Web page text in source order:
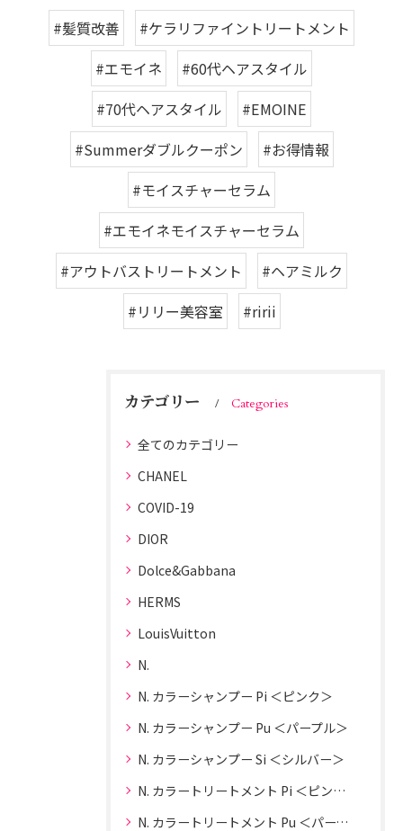
#髪質改善
#ケラリファイントリートメント
#エモイネ
#60代ヘアスタイル
#70代ヘアスタイル
#EMOINE
#Summerダブルクーポン
#お得情報
#モイスチャーセラム
#エモイネモイスチャーセラム
#アウトバストリートメント
#ヘアミルク
#リリー美容室
#ririi
カテゴリー Categories
全てのカテゴリー
CHANEL
COVID-19
DIOR
Dolce&Gabbana
HERMS
LouisVuitton
N.
N. カラーシャンプー Pi ＜ピンク＞
N. カラーシャンプー Pu ＜パープル＞
N. カラーシャンプー Si ＜シルバー＞
N. カラートリートメント Pi ＜ピンク＞
N. カラートリートメント Pu ＜パープル＞